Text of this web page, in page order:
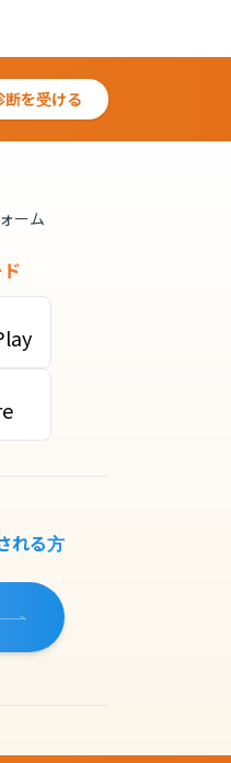
断を受ける
ーム
れる方